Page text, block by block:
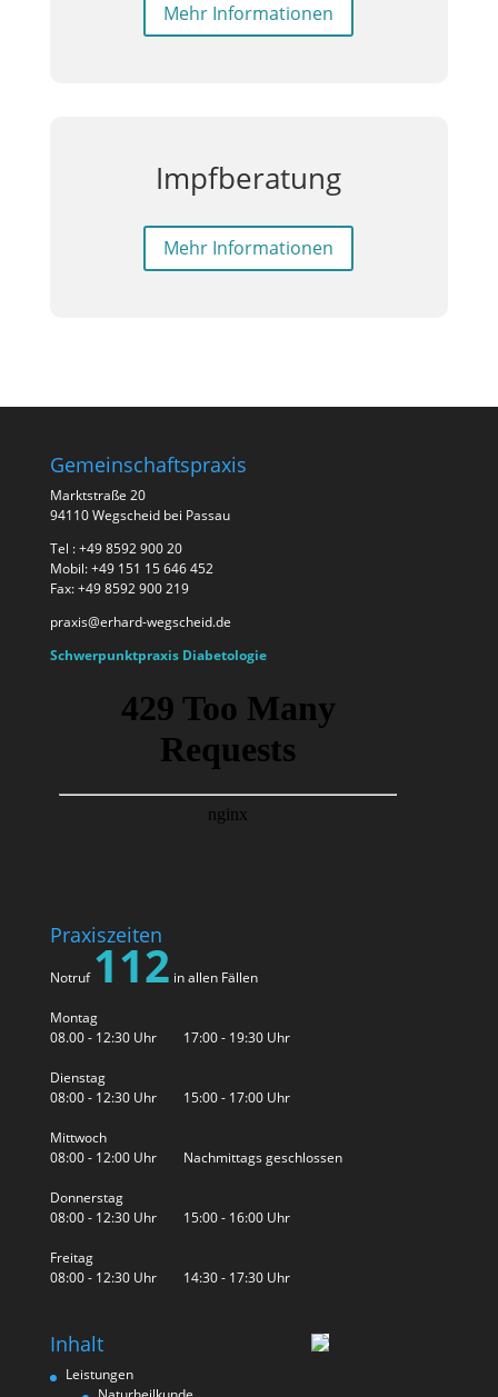
Mehr Informationen
Impfberatung
Mehr Informationen
Gemeinschaftspraxis
Marktstraße 20
94110 Wegscheid bei Passau
Tel : +49 8592 900 20
Mobil: +49 151 15 646 452
Fax: +49 8592 900 219
praxis@erhard-wegscheid.de
Schwerpunktpraxis Diabetologie
Praxiszeiten
Notruf 112 in allen Fällen
Montag
08.00 - 12:30 Uhr 17:00 - 19:30 Uhr
Dienstag
08:00 - 12:30 Uhr 15:00 - 17:00 Uhr
Mittwoch
08:00 - 12:00 Uhr Nachmittags geschlossen
Donnerstag
08:00 - 12:30 Uhr 15:00 - 16:00 Uhr
Freitag
08:00 - 12:30 Uhr 14:30 - 17:30 Uhr
Inhalt
Leistungen